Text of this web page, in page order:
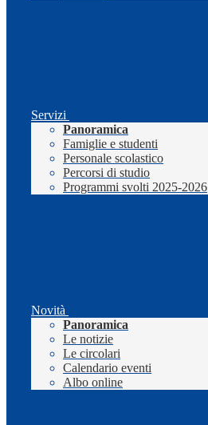
Servizi
Panoramica
Famiglie e studenti
Personale scolastico
Percorsi di studio
Programmi svolti 2025-2026
Novità
Panoramica
Le notizie
Le circolari
Calendario eventi
Albo online